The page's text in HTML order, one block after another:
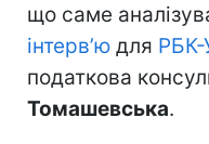
що саме
інтерв’ю для РБК-
податкова
Томашевська.